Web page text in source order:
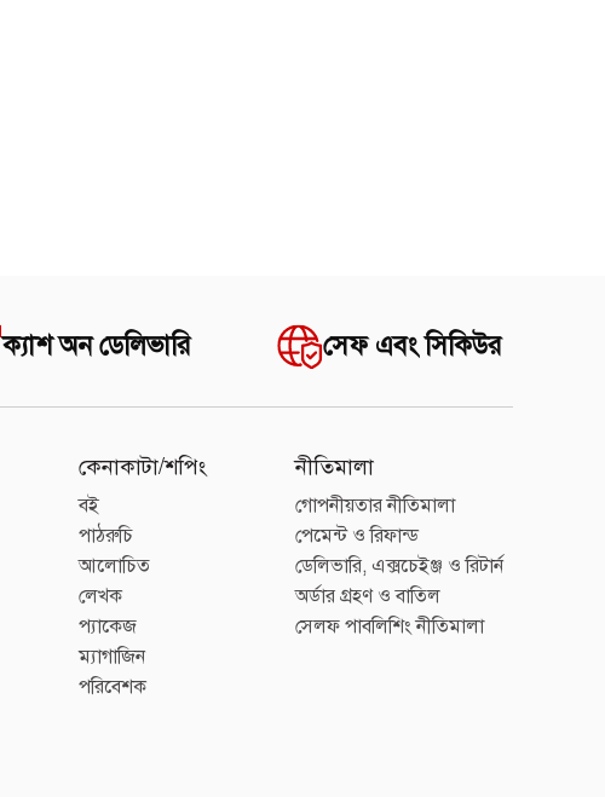
ক্যাশ অন ডেলিভারি সেফ এবং সিকিউর
কেনাকাটা/শপিং
বই
পাঠরুচি
আলোচিত
লেখক
প্যাকেজ
ম্যাগাজিন
পরিবেশক
নীতিমালা
গোপনীয়তার নীতিমালা
পেমেন্ট ও রিফান্ড
ডেলিভারি, এক্সচেইঞ্জ ও রিটার্ন
অর্ডার গ্রহণ ও বাতিল
সেলফ পাবলিশিং নীতিমালা